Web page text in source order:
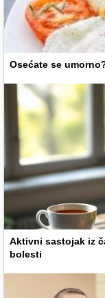
Osećate se
Aktivni sastojak iz
bolesti